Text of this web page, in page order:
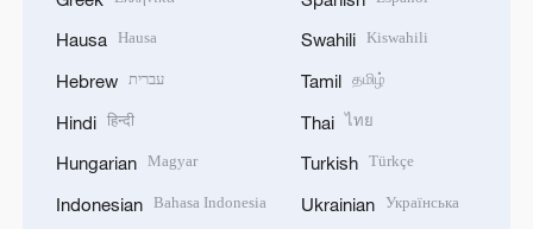
Hausa Hausa
Hebrew עברית
Hindi हिन्दी
Hungarian Magyar
Indonesian Bahasa Indonesia
Swahili Kiswahili
Tamil தமிழ்
Thai ไทย
Turkish Türkçe
Ukrainian Українська